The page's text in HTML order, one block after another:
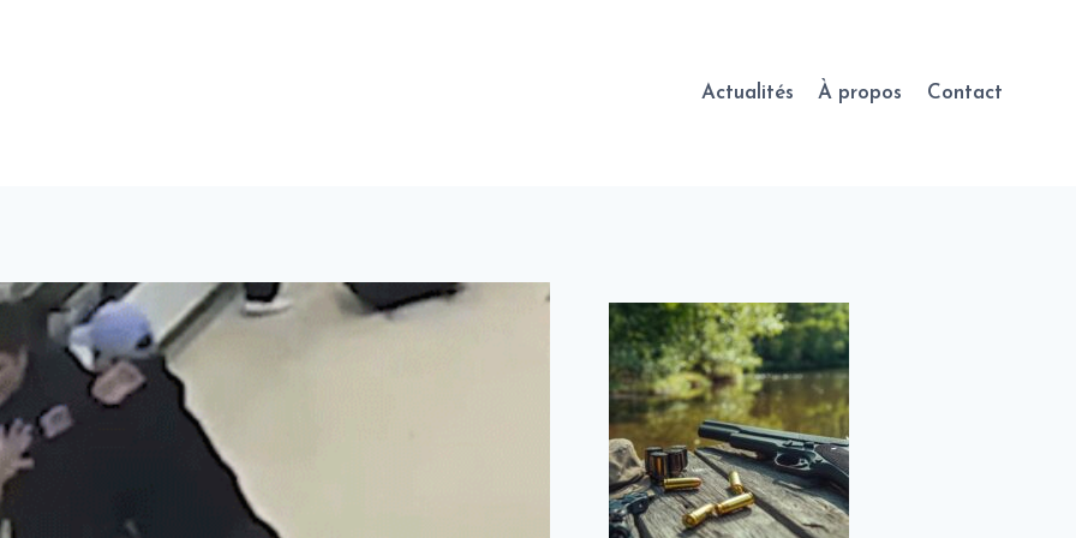
Actualités À propos Contact